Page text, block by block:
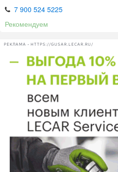
7 900 524 5225
Рекомендуем
РЕКЛАМА • HTTPS://GUSAR.LECAR.RU/